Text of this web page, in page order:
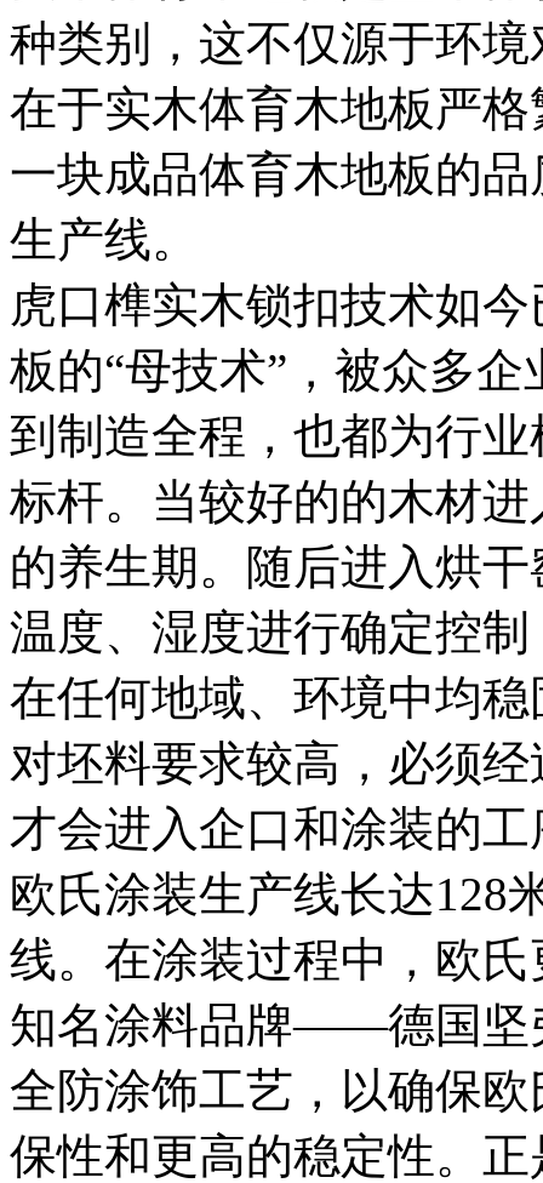
种类别，这不仅源于环
在于实木体育木地板严
一块成品体育木地板的
生产线。
虎口榫实木锁扣技术如
板的“母技术”，被众多
到制造全程，也都为行
标杆。当较好的的木材
的养生期。随后进入烘
温度、湿度进行确定控
在任何地域、环境中均
对坯料要求较高，必须
才会进入企口和涂装的工
欧氏涂装生产线长达128
线。在涂装过程中，欧
知名涂料品牌——德国坚
全防涂饰工艺，以确保
保性和更高的稳定性。